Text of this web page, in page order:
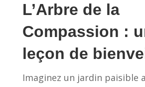
L’Arbre de la
Compassion :
leçon de
Imaginez un jardin paisible